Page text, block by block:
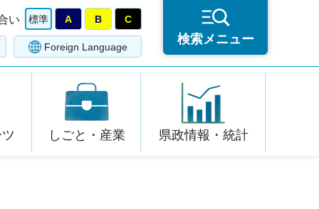
い 標準 A B C
Foreign Language
検索メニュー
しごと・産業 県政情報・統計